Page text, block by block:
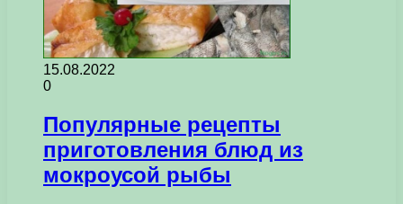
15.08.2022
0
Популярные рецепты
приготовления блюд из
мокроусой рыбы